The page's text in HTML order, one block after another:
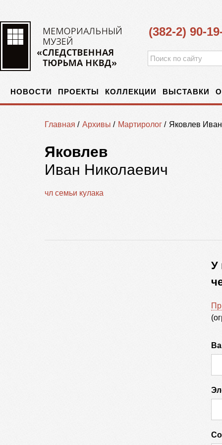
(382-2) 90-
НОВОСТИ ПРОЕКТЫ КОЛЛЕКЦИИ ВЫСТАВКИ
Главная / Архивы / Мартиролог / Яковлев
Яковлев
Иван Николаевич
чл семьи кулака
У